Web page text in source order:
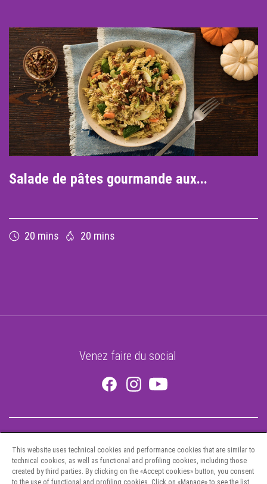
Salade de pâtes gourmande aux...
20 mins 20 mins
Venez faire du social
This website uses technical cookies and performance cookies that are similar to
technical cookies, as well as functional and profiling cookies, including those
created by third parties. By clicking on the «Accept cookies» button, you consent
to the use of functional and profiling cookies. Click on «Manage» to see the list